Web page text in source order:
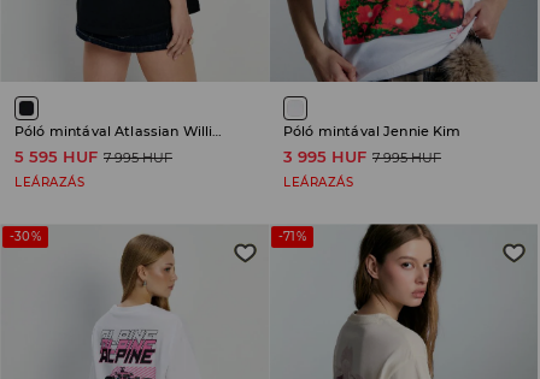
5 595 HUF 7 995 HUF
LEÁRAZÁS
Póló mintával Jennie Kim
3 995 HUF 7 995 HUF
LEÁRAZÁS
-30% -71%